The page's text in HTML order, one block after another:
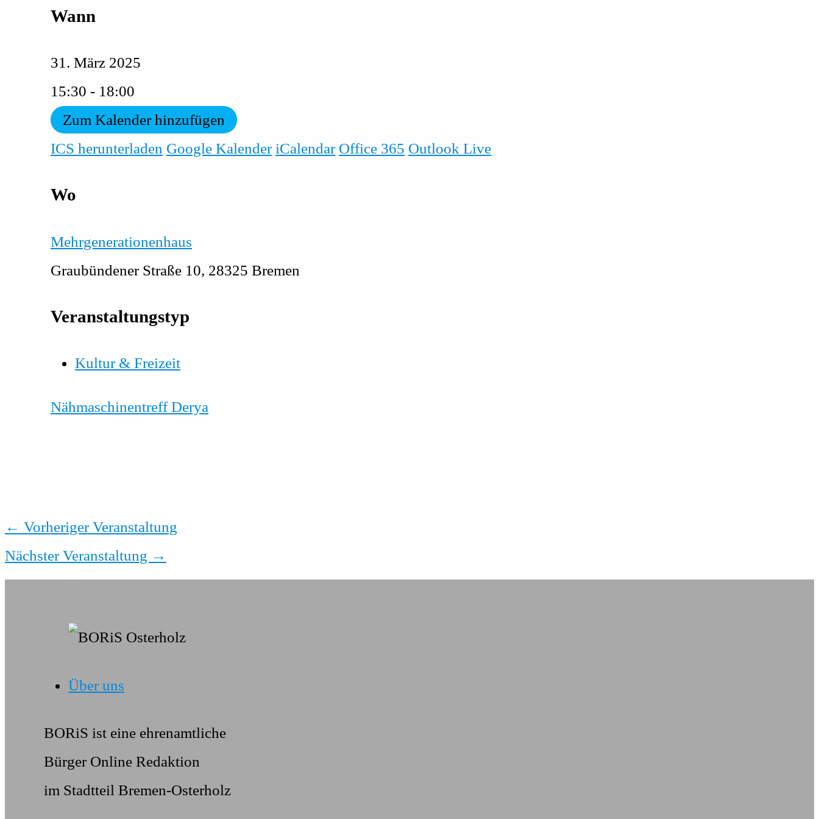
Wann
31. März 2025
15:30 - 18:00
Zum Kalender hinzufügen
ICS herunterladen Google Kalender iCalendar Office 365 Outlook Live
Wo
Mehrgenerationenhaus
Graubündener Straße 10, 28325 Bremen
Veranstaltungstyp
Kultur & Freizeit
Nähmaschinentreff Derya
← Vorheriger Veranstaltung
Nächster Veranstaltung →
Über uns
BORiS ist eine ehrenamtliche
Bürger Online Redaktion
im Stadtteil Bremen-Osterholz